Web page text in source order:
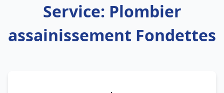
Service: Plombier
assainissement Fondettes